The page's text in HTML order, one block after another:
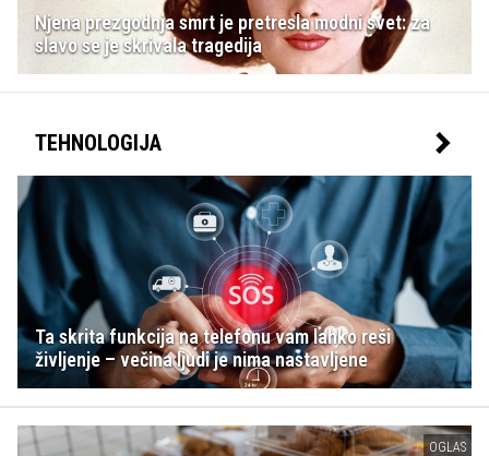
Njena prezgodnja smrt je pretresla modni svet: za
slavo se je skrivala tragedija
TEHNOLOGIJA
Ta skrita funkcija na telefonu vam lahko reši
življenje – večina ljudi je nima nastavljene
OGLAS